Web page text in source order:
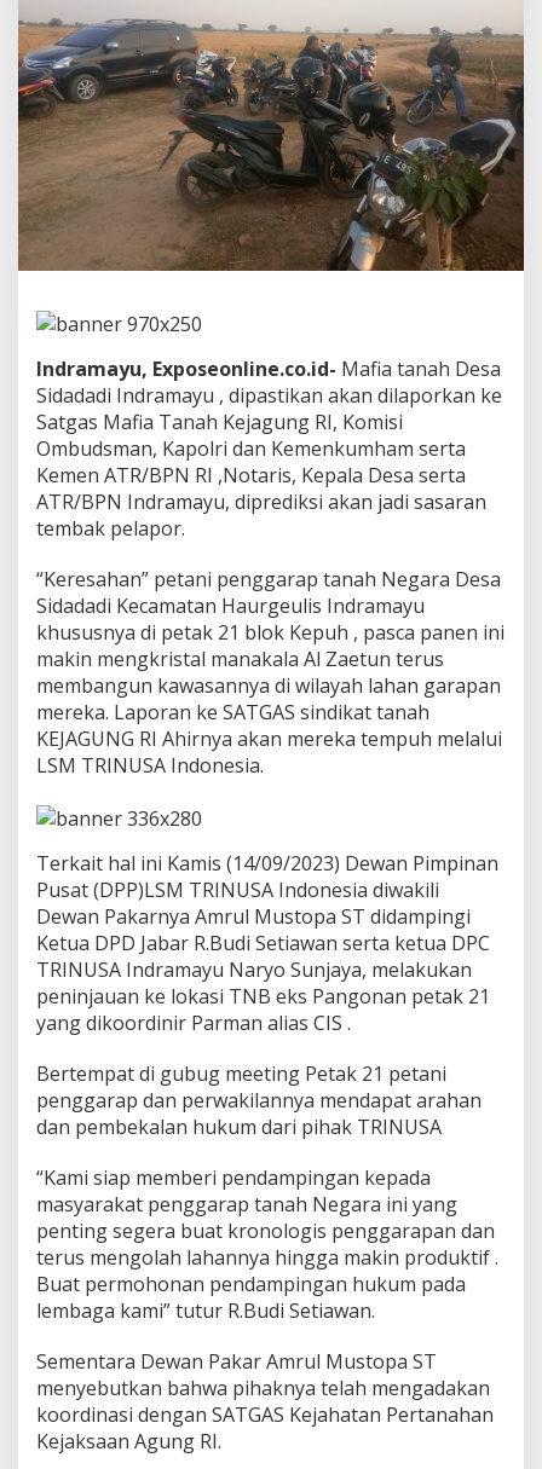
d
a
d
a
d
i
n
d
r
a
,
M
u
a
i
D
p
o
r
k
a
n
k
e
a
s
K
e
j
a
h
a
t
n
e
r
a
n
h
a
n
K
j
a
g
u
Indramayu, Exposeonline.co.id- Mafia tanah Desa
Sidadadi Indramayu , dipastikan akan dilaporkan ke
Satgas Mafia Tanah Kejagung RI, Komisi
Ombudsman, Kapolri dan Kemenkumham serta
Kemen ATR/BPN RI ,Notaris, Kepala Desa serta
ATR/BPN Indramayu, diprediksi akan jadi sasaran
tembak pelapor.
“Keresahan” petani penggarap tanah Negara Desa
Sidadadi Kecamatan Haurgeulis Indramayu
khususnya di petak 21 blok Kepuh , pasca panen ini
makin mengkristal manakala Al Zaetun terus
membangun kawasannya di wilayah lahan garapan
mereka. Laporan ke SATGAS sindikat tanah
KEJAGUNG RI Ahirnya akan mereka tempuh melalui
LSM TRINUSA Indonesia.
Terkait hal ini Kamis (14/09/2023) Dewan Pimpinan
Pusat (DPP)LSM TRINUSA Indonesia diwakili
Dewan Pakarnya Amrul Mustopa ST didampingi
Ketua DPD Jabar R.Budi Setiawan serta ketua DPC
TRINUSA Indramayu Naryo Sunjaya, melakukan
peninjauan ke lokasi TNB eks Pangonan petak 21
yang dikoordinir Parman alias CIS .
Bertempat di gubug meeting Petak 21 petani
penggarap dan perwakilannya mendapat arahan
dan pembekalan hukum dari pihak TRINUSA
“Kami siap memberi pendampingan kepada
masyarakat penggarap tanah Negara ini yang
penting segera buat kronologis penggarapan dan
terus mengolah lahannya hingga makin produktif .
Buat permohonan pendampingan hukum pada
lembaga kami” tutur R.Budi Setiawan.
Sementara Dewan Pakar Amrul Mustopa ST
menyebutkan bahwa pihaknya telah mengadakan
koordinasi dengan SATGAS Kejahatan Pertanahan
Kejaksaan Agung RI.